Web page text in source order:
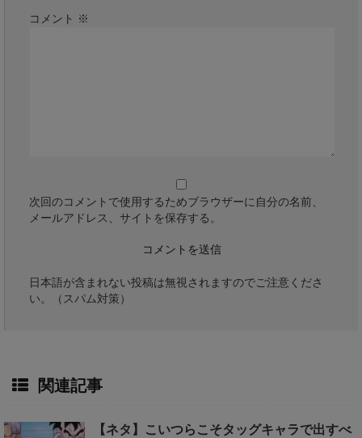
コメント ※
次回のコメントで使用するためブラウザーに自分の名前、
メールアドレス、サイトを保存する。
日本語が含まれない投稿は無視されますのでご注意くださ
い。（スパム対策）
関連記事
【ネタ】こいつらこそタッグキャラで出すべ